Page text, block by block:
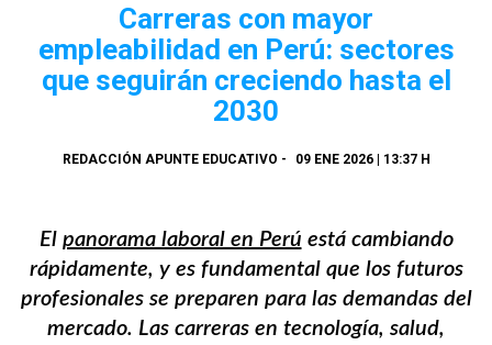
Carreras con mayor
empleabilidad en Perú: sectores
que seguirán creciendo hasta el
2030
REDACCIÓN APUNTE EDUCATIVO - 09 ENE 2026 | 13:37 H
El panorama laboral en Perú está cambiando
rápidamente, y es fundamental que los futuros
profesionales se preparen para las demandas del
mercado. Las carreras en tecnología, salud,